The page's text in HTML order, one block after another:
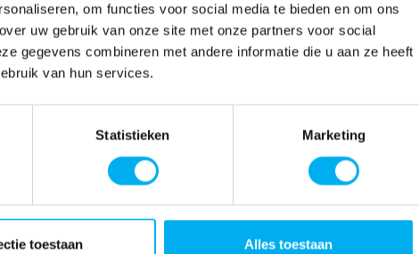
om functies voor social media te bieden en om ons
uw gebruik van onze site met onze partners voor social
gegevens combineren met andere informatie die u aan ze heeft
van hun services.
Statistieken Marketing
toestaan Alles toestaan